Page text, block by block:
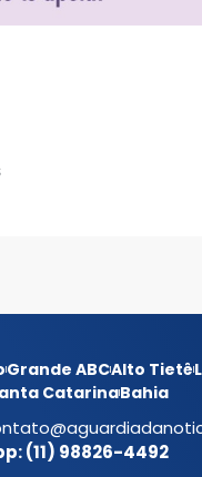
Grande ABCAlto Tietê
CatarinaBahia
(11) 98826-4492